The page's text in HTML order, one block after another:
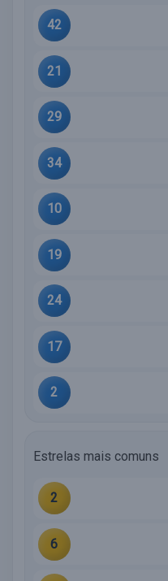
42
21
29
34
10
19
24
17
2
Estrelas mais comuns
2
6